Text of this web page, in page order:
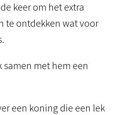
keer om het extra
te ontdekken wat voor
met hem een
een koning die een lek